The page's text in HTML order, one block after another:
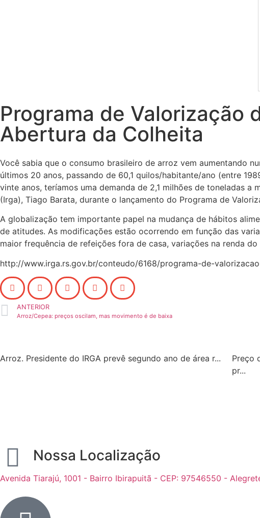
Programa de Valorização
Abertura da Colheita
Você sabia que o consumo brasileiro de arroz vem aumentando
últimos 20 anos, passando de 60,1 quilos/habitante/ano (entre
vinte anos, teríamos uma demanda de 2,1 milhões de toneladas
(Irga), Tiago Barata, durante o lançamento do Programa de
A globalização tem importante papel na mudança de hábitos
de atitudes. As modificações estão ocorrendo em função das
maior frequência de refeições fora de casa, variações na renda
http://www.irga.rs.gov.br/conteudo/6168/programa-de-
ANTERIOR
Arroz/Cepea: preços oscilam, mas movimento é de baixa
Arroz. Presidente do IRGA prevê segundo ano de área r...
Preço
pr...
Nossa Localização
Avenida Tiarajú, 1001 - Bairro Ibirapuitã - CEP: 97546550 -